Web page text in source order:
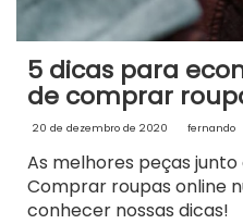
5 dicas para
de comprar
20 de dezembro de 2020 fernando
As melhores peças
Comprar roupas online
conhecer nossas dicas!